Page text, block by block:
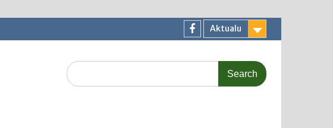
Aktualu
Facebook
Search
for: